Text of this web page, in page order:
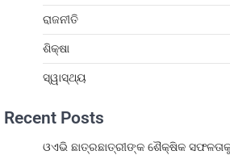
ରାଜନୀତି
ଶିକ୍ଷା
ସ୍ୱାସ୍ଥ୍ୟ
Recent Posts
ଓଏଭି ଛାତ୍ରଛାତ୍ରୀଙ୍କ ଶୈକ୍ଷିକ